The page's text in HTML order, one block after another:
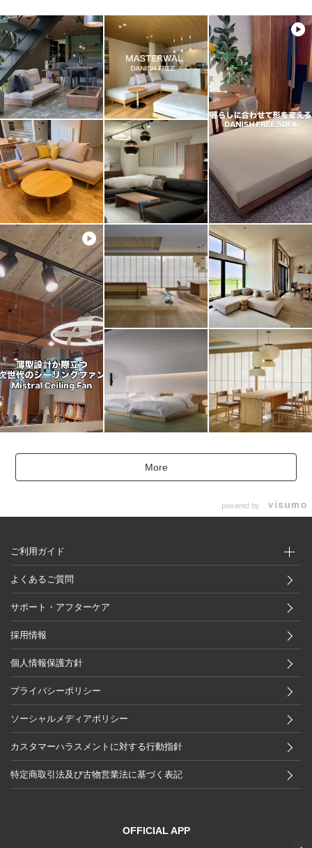
More
powered by
ご利用ガイド
よくあるご質問
サポート・アフターケア
採用情報
個人情報保護方針
プライバシーポリシー
ソーシャルメディアポリシー
カスタマーハラスメントに対する行動指針
特定商取引法及び古物営業法に基づく表記
OFFICIAL APP